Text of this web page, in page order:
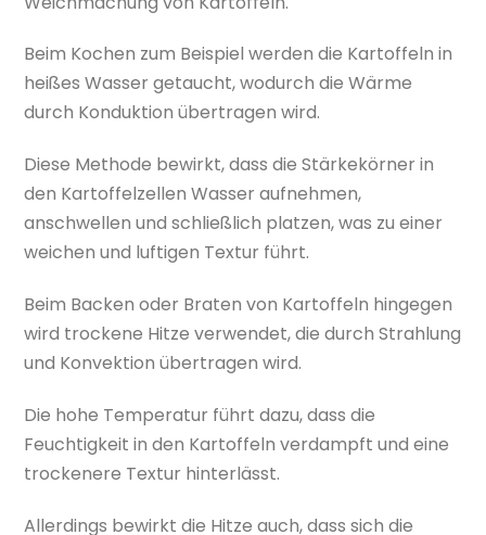
Beim Kochen zum Beispiel werden die Kartoffeln in
heißes Wasser getaucht, wodurch die Wärme
durch Konduktion übertragen wird.
Diese Methode bewirkt, dass die Stärkekörner in
den Kartoffelzellen Wasser aufnehmen,
anschwellen und schließlich platzen, was zu einer
weichen und luftigen Textur führt.
Beim Backen oder Braten von Kartoffeln hingegen
wird trockene Hitze verwendet, die durch Strahlung
und Konvektion übertragen wird.
Die hohe Temperatur führt dazu, dass die
Feuchtigkeit in den Kartoffeln verdampft und eine
trockenere Textur hinterlässt.
Allerdings bewirkt die Hitze auch, dass sich die